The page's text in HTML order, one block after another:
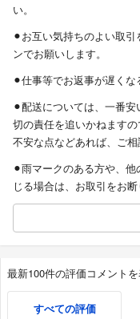
い。
⚫︎お互い気持ちのよい取
ンでお願いします。
⚫︎仕事等でお返事が遅くな
⚫︎配送については、一番
切の責任を追いかねますの
不安な点などあれば、ご相
⚫︎雨マークのある方や、
じる場合は、お取引をお
最新100件の評価コメント
すべての評価